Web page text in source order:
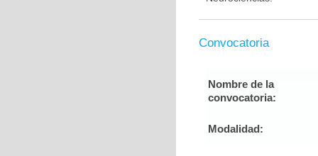
Convocatoria
Nombre de la
convocatoria:
Modalidad: